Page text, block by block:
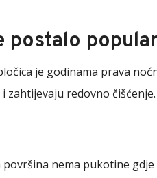
postalo
je godinama prava
zahtijevaju redovno
površina nema pukotine